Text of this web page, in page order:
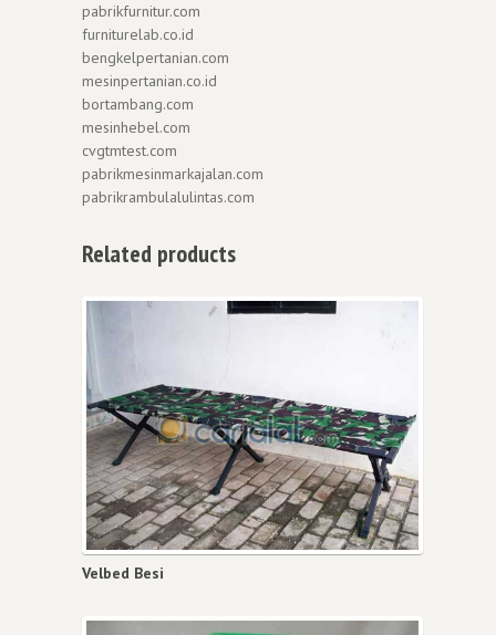
pabrikfurnitur.com
furniturelab.co.id
bengkelpertanian.com
mesinpertanian.co.id
bortambang.com
mesinhebel.com
cvgtmtest.com
pabrikmesinmarkajalan.com
pabrikrambulalulintas.com
Related products
Velbed Besi